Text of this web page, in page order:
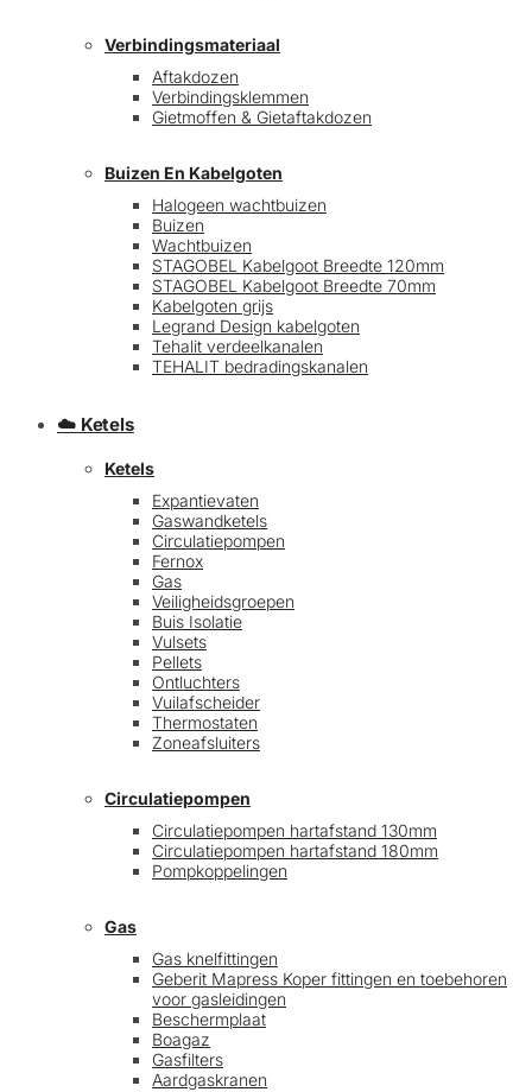
Verbindingsmateriaal
Aftakdozen
Verbindingsklemmen
Gietmoffen & Gietaftakdozen
Buizen En Kabelgoten
Halogeen wachtbuizen
Buizen
Wachtbuizen
STAGOBEL Kabelgoot Breedte 120mm
STAGOBEL Kabelgoot Breedte 70mm
Kabelgoten grijs
Legrand Design kabelgoten
Tehalit verdeelkanalen
TEHALIT bedradingskanalen
☁️ Ketels
Ketels
Expantievaten
Gaswandketels
Circulatiepompen
Fernox
Gas
Veiligheidsgroepen
Buis Isolatie
Vulsets
Pellets
Ontluchters
Vuilafscheider
Thermostaten
Zoneafsluiters
Circulatiepompen
Circulatiepompen hartafstand 130mm
Circulatiepompen hartafstand 180mm
Pompkoppelingen
Gas
Gas knelfittingen
Geberit Mapress Koper fittingen en toebehoren
voor gasleidingen
Beschermplaat
Boagaz
Gasfilters
Aardgaskranen